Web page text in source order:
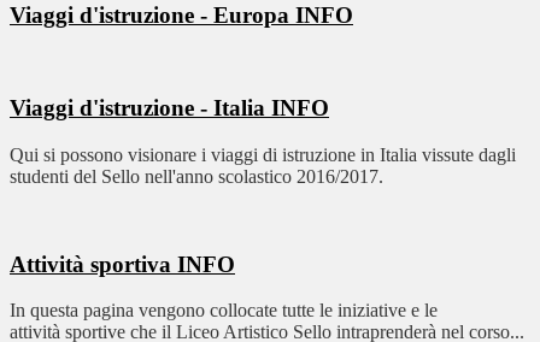
Viaggi d'istruzione - Europa INFO
Viaggi d'istruzione - Italia INFO
Qui si possono visionare i viaggi di istruzione in Italia vissute dagli
studenti del Sello nell'anno scolastico 2016/2017.
Attività sportiva INFO
In questa pagina vengono collocate tutte le iniziative e le
attività sportive che il Liceo Artistico Sello intraprenderà nel corso...